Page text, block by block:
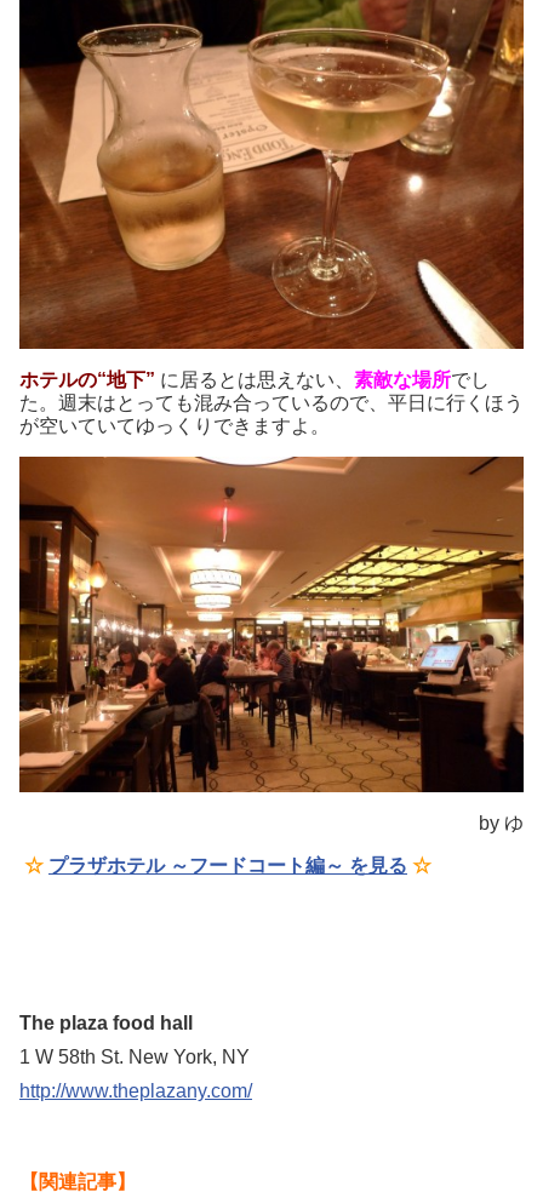
ホテルの“地下” に居るとは思えない、 素敵な場所でし
た。週末はとっても混み合っているので、平日に行くほう
が空いていてゆっくりできますよ。
by ゆ
☆ プラザホテル ～フードコート編～ を見る ☆
The plaza food hall
1 W 58th St. New York, NY
http://www.theplazany.com/
【関連記事】